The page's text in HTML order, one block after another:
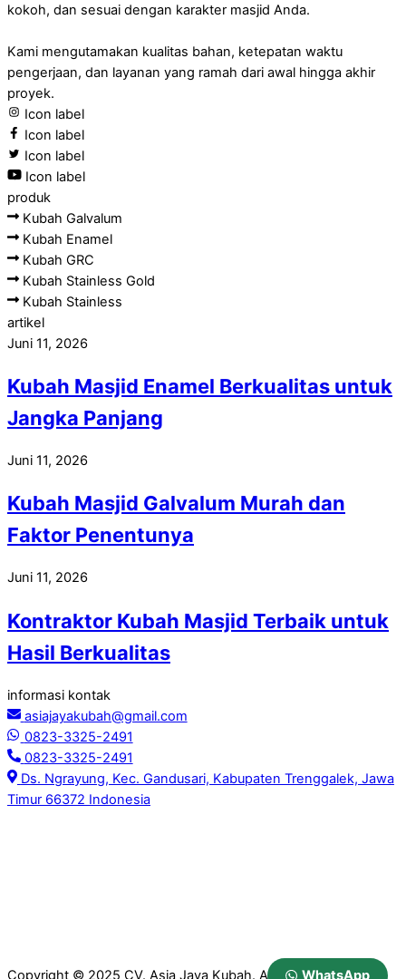
WhatsApp
kokoh, dan sesuai dengan karakter masjid Anda.
Kami mengutamakan kualitas bahan, ketepatan waktu
pengerjaan, dan layanan yang ramah dari awal hingga akhir
proyek.
Icon label
Icon label
Icon label
Icon label
produk
Kubah Galvalum
Kubah Enamel
Kubah GRC
Kubah Stainless Gold
Kubah Stainless
artikel
Juni 11, 2026
Kubah Masjid Enamel Berkualitas untuk
Jangka Panjang
Juni 11, 2026
Kubah Masjid Galvalum Murah dan
Faktor Penentunya
Juni 11, 2026
Kontraktor Kubah Masjid Terbaik untuk
Hasil Berkualitas
informasi kontak
asiajayakubah@gmail.com
0823-3325-2491
0823-3325-2491
Ds. Ngrayung, Kec. Gandusari, Kabupaten Trenggalek, Jawa
Timur 66372 Indonesia
Copyright © 2025 CV. Asia Jaya Kubah. All Rights Reserved.